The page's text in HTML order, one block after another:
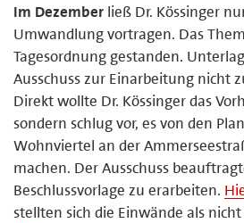
Im Dezember ließ Dr. Kössinger
Umwandlung vortragen. Das
Tagesordnung gestanden.
Ausschuss zur Einarbeitung nicht
Direkt wollte Dr. Kössinger das
sondern schlug vor, es von den
Wohnviertel an der
machen. Der Ausschuss
Beschlussvorlage zu erarbeiten.
stellten sich die Einwände als